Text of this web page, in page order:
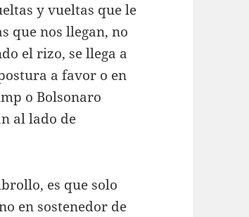
y vueltas que le
que nos llegan, no
el rizo, se llega a
a favor o en
o Bolsonaro
al lado de
es que solo
en sostenedor de